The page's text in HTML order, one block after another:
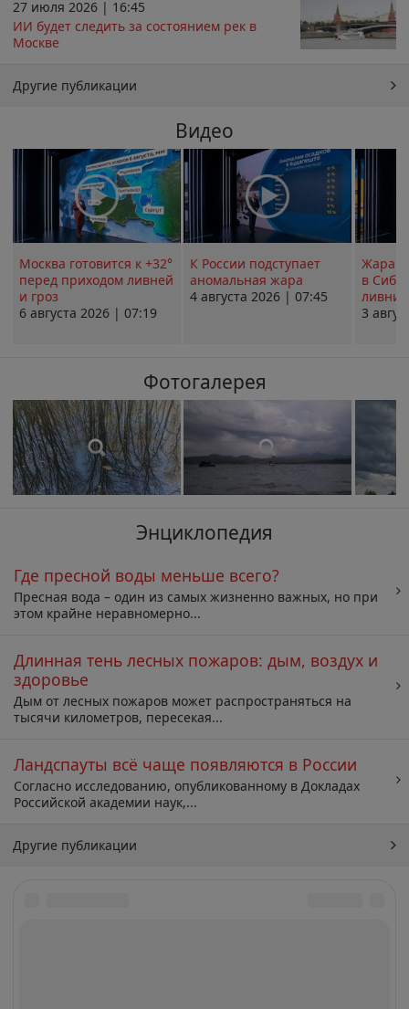
27 июля 2026 | 16:45
ИИ будет следить за состоянием рек в
Москве
Другие публикации
Видео
Москва готовится к +32°
перед приходом ливней
и гроз
6 августа 2026 | 07:19
К России подступает
аномальная жара
4 августа 2026 | 07:45
Жара в
в
ливни
3
Фотогалерея
Энциклопедия
Где пресной воды меньше всего?
Пресная вода – один из самых жизненно важных, но при
этом крайне неравномерно...
Длинная тень лесных пожаров: дым, воздух и
здоровье
Дым от лесных пожаров может распространяться на
тысячи километров, пересекая...
Ландспауты всё чаще появляются в России
Согласно исследованию, опубликованному в Докладах
Российской академии наук,...
Другие публикации